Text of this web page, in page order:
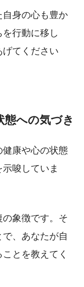
身の心も豊か
行動に移し
てください
態への気づき
康や心の状態
唆していま
象徴です。そ
、あなたが自
とを教えてく